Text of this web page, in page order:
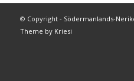
© Copyright - Södermanlands-
Theme by Kriesi